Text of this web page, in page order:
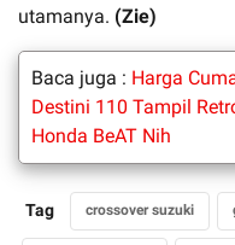
utamanya. (Zie)
Baca juga : Harga
Destini 110 Tampil
Honda BeAT Nih
Tag crossover suzuki